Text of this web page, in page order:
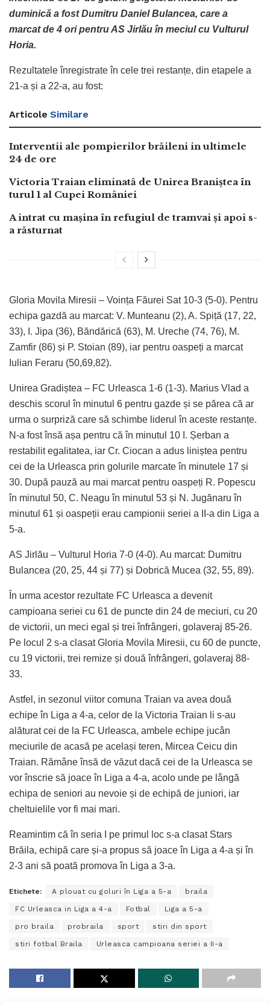
duminică a fost Dumitru Daniel Bulancea, care a
marcat de 4 ori pentru AS Jirlău în meciul cu Vulturul
Horia.
Rezultatele înregistrate în cele trei restanțe, din etapele a
21-a și a 22-a, au fost:
Articole Similare
Interventii ale pompierilor brăileni in ultimele
24 de ore
Victoria Traian eliminată de Unirea Braniștea în
turul 1 al Cupei României
A intrat cu mașina în refugiul de tramvai și apoi s-
a răsturnat
Gloria Movila Miresii – Voința Făurei Sat 10-3 (5-0). Pentru
echipa gazdă au marcat: V. Munteanu (2), A. Spiță (17, 22,
33), I. Jipa (36), Băndărică (63), M. Ureche (74, 76), M.
Zamfir (86) și P. Stoian (89), iar pentru oaspeți a marcat
Iulian Feraru (50,69,82).
Unirea Gradiștea – FC Urleasca 1-6 (1-3). Marius Vlad a
deschis scorul în minutul 6 pentru gazde și se părea că ar
urma o surpriză care să schimbe liderul în aceste restanțe.
N-a fost însă așa pentru că în minutul 10 I. Șerban a
restabilit egalitatea, iar Cr. Ciocan a adus liniștea pentru
cei de la Urleasca prin golurile marcate în minutele 17 și
30. După pauză au mai marcat pentru oaspeți R. Popescu
în minutul 50, C. Neagu în minutul 53 și N. Jugănaru în
minutul 61 și oaspeții erau campionii seriei a II-a din Liga a
5-a.
AS Jirlău – Vulturul Horia 7-0 (4-0). Au marcat: Dumitru
Bulancea (20, 25, 44 și 77) și Dobrică Mucea (32, 55, 89).
În urma acestor rezultate FC Urleasca a devenit
campioana seriei cu 61 de puncte din 24 de meciuri, cu 20
de victorii, un meci egal și trei înfrângeri, golaveraj 85-26.
Pe locul 2 s-a clasat Gloria Movila Miresii, cu 60 de puncte,
cu 19 victorii, trei remize și două înfrângeri, golaveraj 88-
33.
Astfel, in sezonul viitor comuna Traian va avea două
echipe în Liga a 4-a, celor de la Victoria Traian li s-au
alăturat cei de la FC Urleasca, ambele echipe jucân
meciurile de acasă pe același teren, Mircea Ceicu din
Traian. Rămâne însă de văzut dacă cei de la Urleasca se
vor înscrie să joace în Liga a 4-a, acolo unde pe lângă
echipa de seniori au nevoie și de echipă de juniori, iar
cheltuielile vor fi mai mari.
Reamintim că în seria I pe primul loc s-a clasat Stars
Brăila, echipă care și-a propus să joace în Liga a 4-a și în
2-3 ani să poată promova în Liga a 3-a.
Etichete: A plouat cu goluri în Liga a 5-a braila
FC Urleasca in Liga a 4-a Fotbal Liga a 5-a
pro braila probraila sport stiri din sport
stiri fotbal Braila Urleasca campioana seriei a II-a